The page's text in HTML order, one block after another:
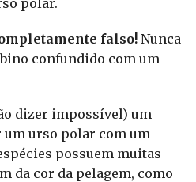
falso!Nunca
confundido com um
dizer impossível) um
urso polar com um
possuem muitas
da cor da pelagem, como